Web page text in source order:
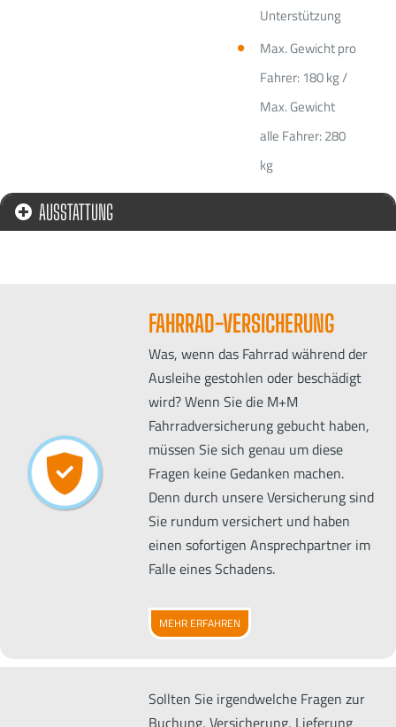
Unterstützung
Max. Gewicht pro
Fahrer: 180 kg /
Max. Gewicht
alle Fahrer: 280
kg
AUSSTATTUNG
FAHRRAD-VERSICHERUNG
Was, wenn das Fahrrad während der
Ausleihe gestohlen oder beschädigt
wird? Wenn Sie die M+M
Fahrradversicherung gebucht haben,
müssen Sie sich genau um diese
Fragen keine Gedanken machen.
Denn durch unsere Versicherung sind
Sie rundum versichert und haben
einen sofortigen Ansprechpartner im
Falle eines Schadens.
MEHR ERFAHREN
Sollten Sie irgendwelche Fragen zur
Buchung, Versicherung, Lieferung